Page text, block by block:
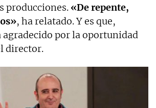
producciones. «De repente,
, ha relatado. Y es que,
agradecido por la oportunidad
director.